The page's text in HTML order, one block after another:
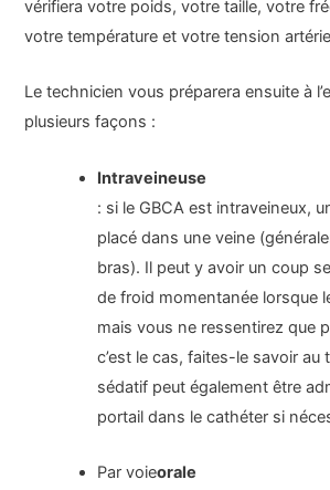
vérifiera votre poids, votre taille, votre
votre température et votre tension
Le technicien vous préparera ensuite à
plusieurs façons :
Intraveineuse
: si le GBCA est intraveineux,
placé dans une veine
bras). Il peut y avoir un coup
de froid momentanée lorsque
mais vous ne ressentirez que
c’est le cas, faites-le savoir au
sédatif peut également être
portail dans le cathéter si
Par voieorale